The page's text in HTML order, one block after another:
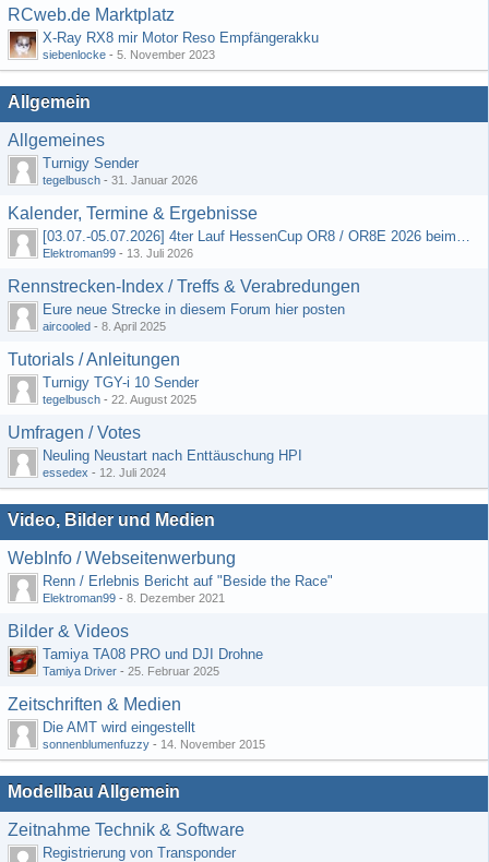
RCweb.de Marktplatz
X-Ray RX8 mir Motor Reso Empfängerakku
siebenlocke - 5. November 2023
Allgemein
Allgemeines
Turnigy Sender
tegelbusch - 31. Januar 2026
Kalender, Termine & Ergebnisse
[03.07.-05.07.2026] 4ter Lauf HessenCup OR8 / OR8E 2026 beim MSV Linsengericht e.V.
Elektroman99 - 13. Juli 2026
Rennstrecken-Index / Treffs & Verabredungen
Eure neue Strecke in diesem Forum hier posten
aircooled - 8. April 2025
Tutorials / Anleitungen
Turnigy TGY-i 10 Sender
tegelbusch - 22. August 2025
Umfragen / Votes
Neuling Neustart nach Enttäuschung HPI
essedex - 12. Juli 2024
Video, Bilder und Medien
WebInfo / Webseitenwerbung
Renn / Erlebnis Bericht auf "Beside the Race"
Elektroman99 - 8. Dezember 2021
Bilder & Videos
Tamiya TA08 PRO und DJI Drohne
Tamiya Driver - 25. Februar 2025
Zeitschriften & Medien
Die AMT wird eingestellt
sonnenblumenfuzzy - 14. November 2015
Modellbau Allgemein
Zeitnahme Technik & Software
Registrierung von Transponder